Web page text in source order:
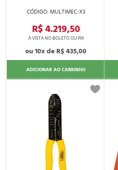
MULTIMEC-X3
R$ 4.219,50
10x de R$ 435,00
ADICIONAR AO CARRINHO